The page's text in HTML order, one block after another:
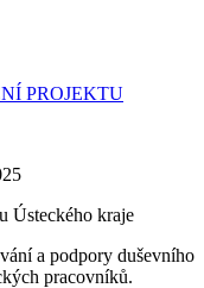
PROJEKTU
Ústeckého kraje
a podpory duševního
pracovníků.